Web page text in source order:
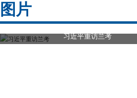
图片
习近平重访兰考